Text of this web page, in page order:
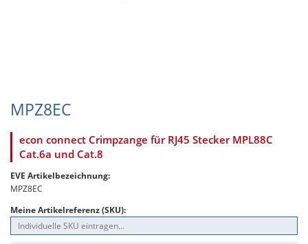
MPZ8EC
econ connect Crimpzange für RJ45 Stecker MPL88C
Cat.6a und Cat.8
EVE Artikelbezeichnung:
MPZ8EC
Meine Artikelreferenz (SKU):